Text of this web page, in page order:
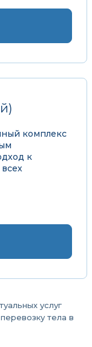
комплекс
к
услуг
тела в